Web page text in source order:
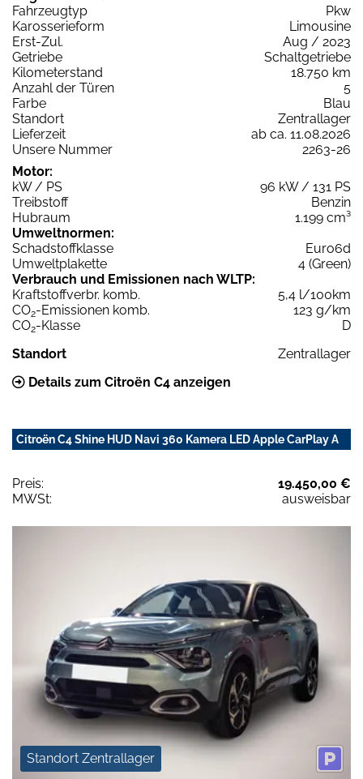
Fahrzeugtyp
Pkw
Karosserieform
Limousine
Erst-Zul.
Aug / 2023
Getriebe
Schaltgetriebe
Kilometerstand
18.750 km
Anzahl der Türen
5
Farbe
Blau
Standort
Zentrallager
Lieferzeit
ab ca. 11.08.2026
Unsere Nummer
2263-26
Motor:
kW / PS
96 kW / 131 PS
Treibstoff
Benzin
Hubraum
1.199 cm³
Umweltnormen:
Schadstoffklasse
Euro6d
Umweltplakette
4 (Green)
Verbrauch und Emissionen nach WLTP:
Kraftstoffverbr. komb.
5,4 l/100km
CO2-Emissionen komb.
123 g/km
CO2-Klasse
D
Standort
Zentrallager
Details zum Citroën C4 anzeigen
Citroën C4 Shine HUD Navi 360 Kamera LED Apple CarPlay A
Preis:
19.450,00 €
MWSt:
ausweisbar
Standort Zentrallager